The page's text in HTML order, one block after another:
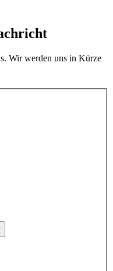
Wir werden uns in Kürze